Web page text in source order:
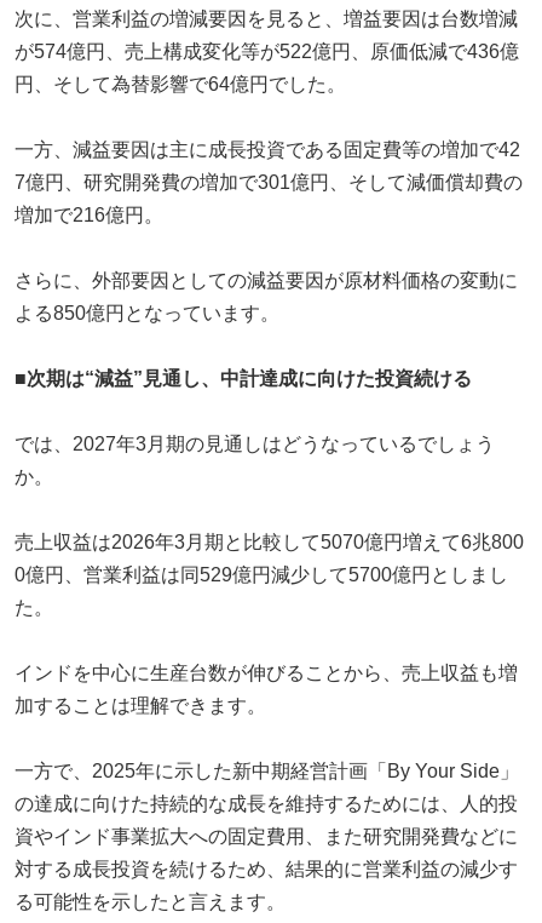
次に、営業利益の増減要因を見ると、増益要因は台数増減
が574億円、売上構成変化等が522億円、原価低減で436億
円、そして為替影響で64億円でした。
一方、減益要因は主に成長投資である固定費等の増加で42
7億円、研究開発費の増加で301億円、そして減価償却費の
増加で216億円。
さらに、外部要因としての減益要因が原材料価格の変動に
よる850億円となっています。
■次期は“減益”見通し、中計達成に向けた投資続ける
では、2027年3月期の見通しはどうなっているでしょう
か。
売上収益は2026年3月期と比較して5070億円増えて6兆800
0億円、営業利益は同529億円減少して5700億円としまし
た。
インドを中心に生産台数が伸びることから、売上収益も増
加することは理解できます。
一方で、2025年に示した新中期経営計画「By Your Side」
の達成に向けた持続的な成長を維持するためには、人的投
資やインド事業拡大への固定費用、また研究開発費などに
対する成長投資を続けるため、結果的に営業利益の減少す
る可能性を示したと言えます。